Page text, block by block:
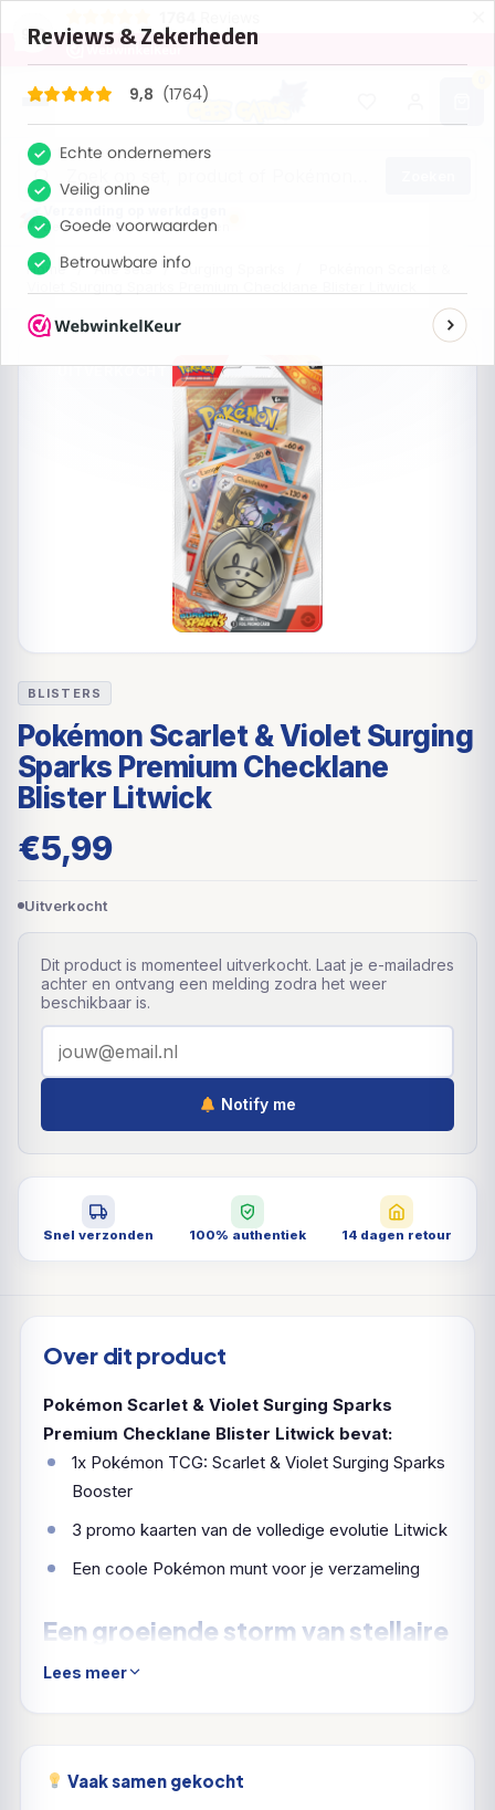
9,8
Bestel nu, maandag verzonden
Home / Alle sets / Surging Sparks
UITVERKOCHT
BLISTERS
Pokémon Scarlet & Violet Surging
Sparks Premium Checklane
Blister Litwick
€5,99
Uitverkocht
Dit product is momenteel uitverkocht. Laat je e-mailadres
achter en ontvang een melding zodra het weer
beschikbaar is.
Notify me
Snel verzonden 100% authentiek 14 dagen retour
Over dit product
Pokémon Scarlet & Violet Surging Sparks
Premium Checklane Blister Litwick bevat:
1x Pokémon TCG: Scarlet & Violet Surging Sparks
Booster
3 promo kaarten van de volledige evolutie Litwick
Een coole Pokémon munt voor je verzameling
Een groeiende storm van stellaire
kracht!
supercharged Pikachu ex! Met de kracht van een
Lees meer
Vaak samen gekocht